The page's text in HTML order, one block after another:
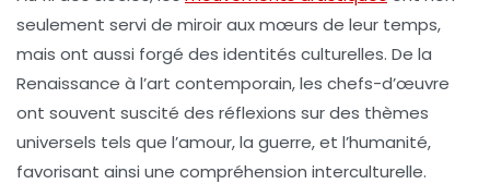
seulement servi de miroir aux mœurs de leur temps,
mais ont aussi forgé des identités culturelles. De la
Renaissance à l’art contemporain, les chefs-d’œuvre
ont souvent suscité des réflexions sur des thèmes
universels tels que l’amour, la guerre, et l’humanité,
favorisant ainsi une compréhension interculturelle.